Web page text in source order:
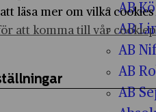
AB
AB
AB
AB
AB
läsa mer om vilka
att komma till vår